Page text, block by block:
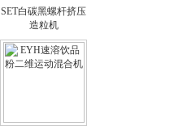
SET白碳黑螺杆挤压
造粒机